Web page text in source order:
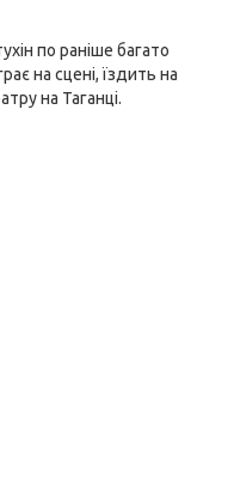
по раніше багато
на сцені, їздить на
на Таганці.